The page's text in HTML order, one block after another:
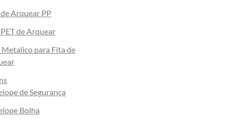
Arquear PP
de Arquear
Metalico para Fita de
de Segurança
Bolha